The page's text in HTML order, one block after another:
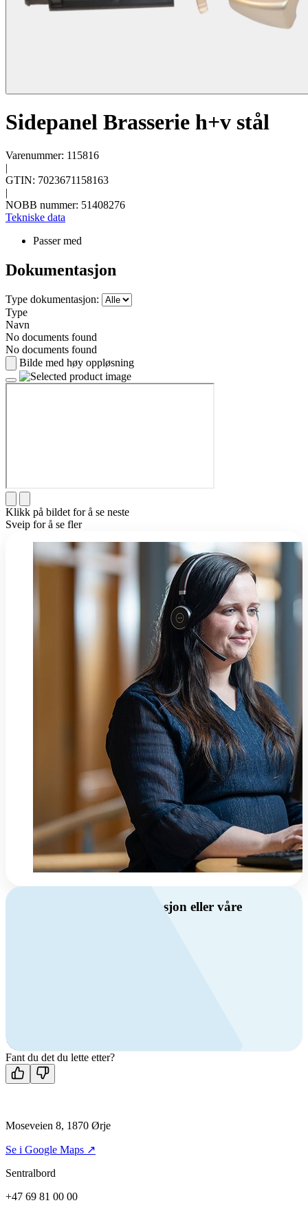
Sidepanel Brasserie h+v stål
Varenummer: 115816
|
GTIN: 7023671158163
|
NOBB nummer: 51408276
Tekniske data
Passer med
Dokumentasjon
Type dokumentasjon:
Type
Navn
No documents found
No documents found
Bilde med høy oppløsning
Klikk på bildet for å se neste
Sveip for å se fler
Har du spørsmål om ventilasjon eller våre
Kontakt oss
Fant du det du lette etter?
Moseveien 8, 1870 Ørje
Se i Google Maps ↗
Sentralbord
+47 69 81 00 00